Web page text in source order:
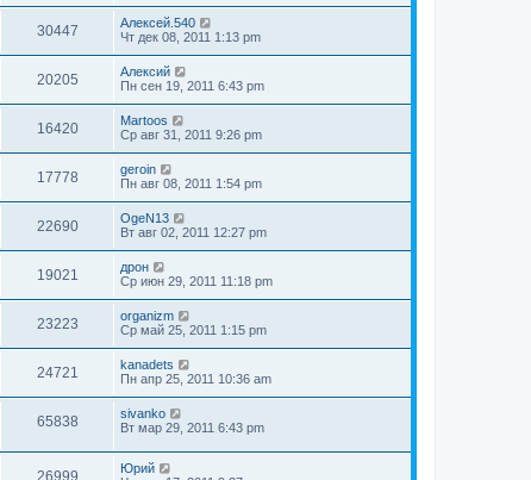
30447
Алексей.540
Чт дек 08, 2011 1:13 pm
20205
Алексий
Пн сен 19, 2011 6:43 pm
16420
Martoos
Ср авг 31, 2011 9:26 pm
17778
geroin
Пн авг 08, 2011 1:54 pm
22690
OgeN13
Вт авг 02, 2011 12:27 pm
19021
дрон
Ср июн 29, 2011 11:18 pm
23223
organizm
Ср май 25, 2011 1:15 pm
24721
kanadets
Пн апр 25, 2011 10:36 am
65838
sivanko
Вт мар 29, 2011 6:43 pm
Юрий